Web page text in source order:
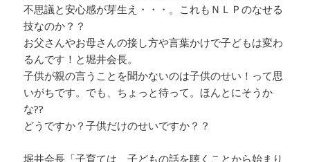
不思議と安心感が芽生え・・・。これもＮＬＰのなせる
技なのか？？
お父さんやお母さんの接し方や言葉かけで子どもは変わ
るんです！と堀井会長。
子供が親の言うことを聞かないのは子供のせい！って思
いがちです。でも、ちょっと待って。ほんとにそうか
な??
どうですか？子供だけのせいですか？？
堀井会長「子育ては、子どもの話を聴くことから始まり